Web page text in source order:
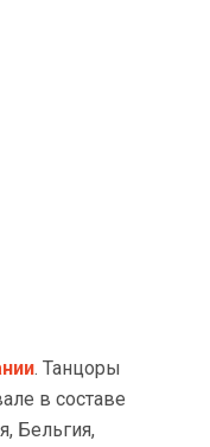
. Танцоры
в составе
Бельгия,